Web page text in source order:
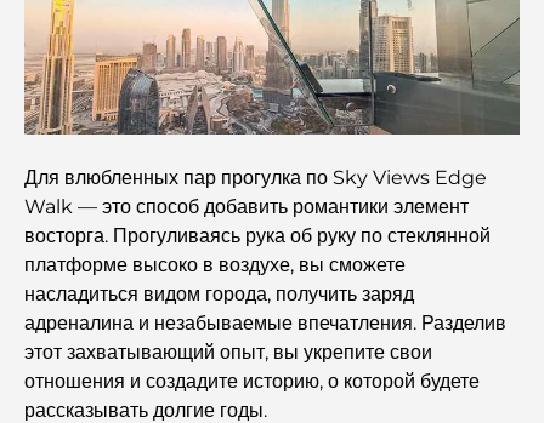
Лучшие места для бесплатного посещения в Абу-Даби
Рынок недвижимости Дубая и Абу-Даби: сравнение
рынков элитной недвижимости
Лучшие роскошные электромобили: переосмысление
современного вождения
Изучение самых дорогих часовых брендов по всему
миру.
Самые дорогие районы Дубая для роскошного
проживания
Для влюбленных пар прогулка по Sky Views Edge
Walk — это способ добавить романтики элемент
восторга. Прогуливаясь рука об руку по стеклянной
платформе высоко в воздухе, вы сможете
насладиться видом города, получить заряд
адреналина и незабываемые впечатления. Разделив
этот захватывающий опыт, вы укрепите свои
отношения и создадите историю, о которой будете
рассказывать долгие годы.